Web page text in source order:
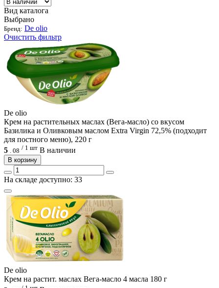
Вид каталога
Выбрано
Бренд: De olio
Очистить фильтр
De olio
Крем на растительных маслах (Вега-масло) со вкусом
Базилика и Оливковым маслом Extra Virgin 72,5% (подходит
для постного меню), 220 г
5 . 08 / 1 шт В наличии
В корзину
На складе доступно: 33
De olio
Крем на растит. маслах Вега-масло 4 масла 180 г